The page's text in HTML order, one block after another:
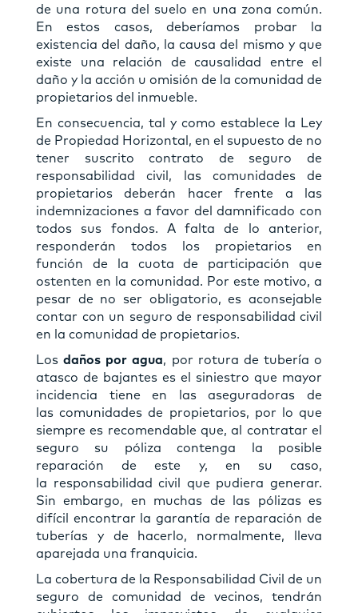
de una rotura del suelo en una zona común.
En estos casos, deberíamos probar la
existencia del daño, la causa del mismo y que
existe una relación de causalidad entre el
daño y la acción u omisión de la comunidad de
propietarios del inmueble.
En consecuencia, tal y como establece la Ley
de Propiedad Horizontal, en el supuesto de no
tener suscrito contrato de seguro de
responsabilidad civil, las comunidades de
propietarios deberán hacer frente a las
indemnizaciones a favor del damnificado con
todos sus fondos. A falta de lo anterior,
responderán todos los propietarios en
función de la cuota de participación que
ostenten en la comunidad. Por este motivo, a
pesar de no ser obligatorio, es aconsejable
contar con un seguro de responsabilidad civil
en la comunidad de propietarios.
Losdaños por agua, por rotura de tubería o
atasco de bajantes es el siniestro que mayor
incidencia tiene en las aseguradoras de
las comunidades de propietarios, por lo que
siempre es recomendable que, al contratar el
seguro su póliza contenga la posible
reparación de este y, en su caso,
la responsabilidad civil que pudiera generar.
Sin embargo, en muchas de las pólizas es
difícil encontrar la garantía de reparación de
tuberías y de hacerlo, normalmente, lleva
aparejada una franquicia.
La cobertura de la Responsabilidad Civil de un
seguro de comunidad de vecinos, tendrán